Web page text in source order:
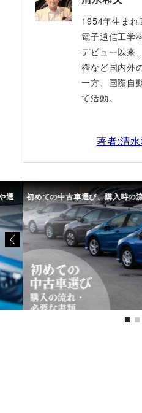
1954年生まれ
電子通信工学
デビュー以来
権など国内外
一方、国際自
て活動。
著者:清
選 初めての中古車選び、購入時の